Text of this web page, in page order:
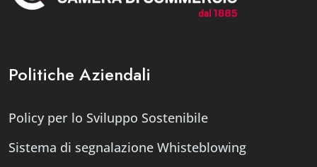
Politiche Aziendali
Policy per lo Sviluppo Sostenibile
Sistema di segnalazione Whisteblowing